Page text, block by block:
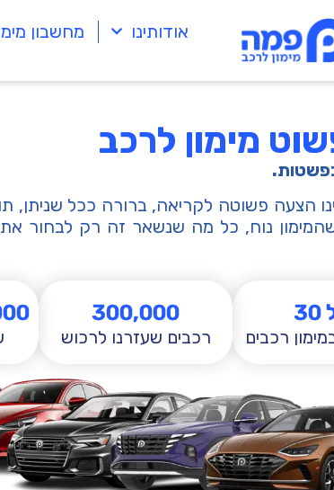
אודותינו
מחשבון
מימון לרכב
הצעה פשוטה לקריאה, ברורה ככל שניתן,
נוח, כל מה שנשאר זה רק לבחור
רכבים​
30
רכבים שעזרנו לרכוש
300,000